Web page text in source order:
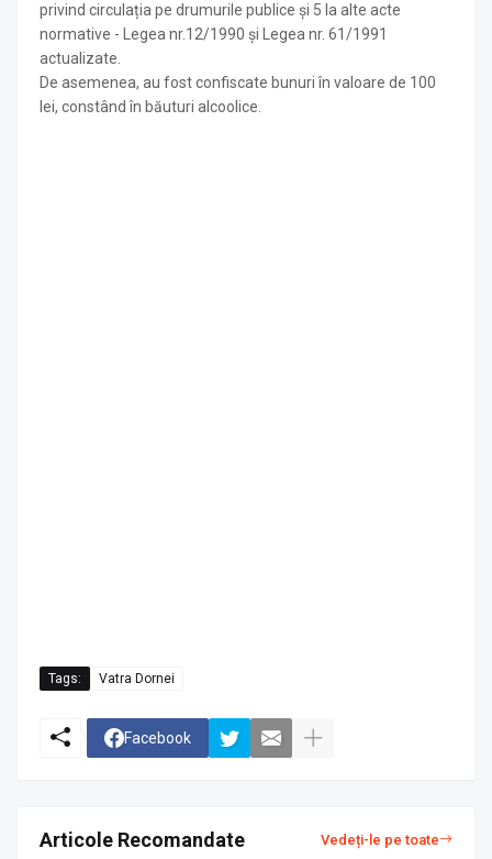
privind circulația pe drumurile publice și 5 la alte acte
normative - Legea nr.12/1990 și Legea nr. 61/1991
actualizate.
De asemenea, au fost confiscate bunuri în valoare de 100
lei, constând în băuturi alcoolice.
Tags: Vatra Dornei
Facebook
Articole Recomandate Vedeți-le pe toate